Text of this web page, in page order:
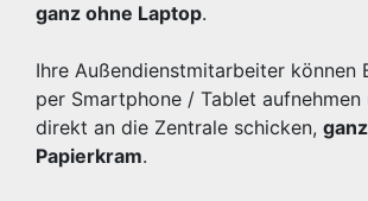
ganz ohne Laptop.
Ihre Außendienstmitarbeiter können
per Smartphone / Tablet aufnehmen
direkt an die Zentrale schicken,
Papierkram.